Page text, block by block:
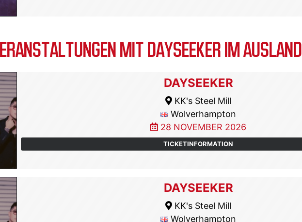
MIT DAYSEEKER IM AUSLAND
DAYSEEKER
KK's Steel Mill
Wolverhampton
28 NOVEMBER 2026
TICKETINFORMATION
DAYSEEKER
KK's Steel Mill
Wolverhampton